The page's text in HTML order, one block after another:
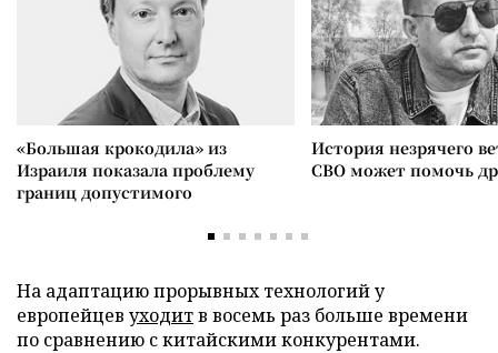
«Большая крокодила» из
Израиля показала проблему
границ допустимого
История незрячего
СВО может помочь
На адаптацию прорывных технологий у
европейцев уходитв восемь раз больше времени
по сравнению с китайскими конкурентами.